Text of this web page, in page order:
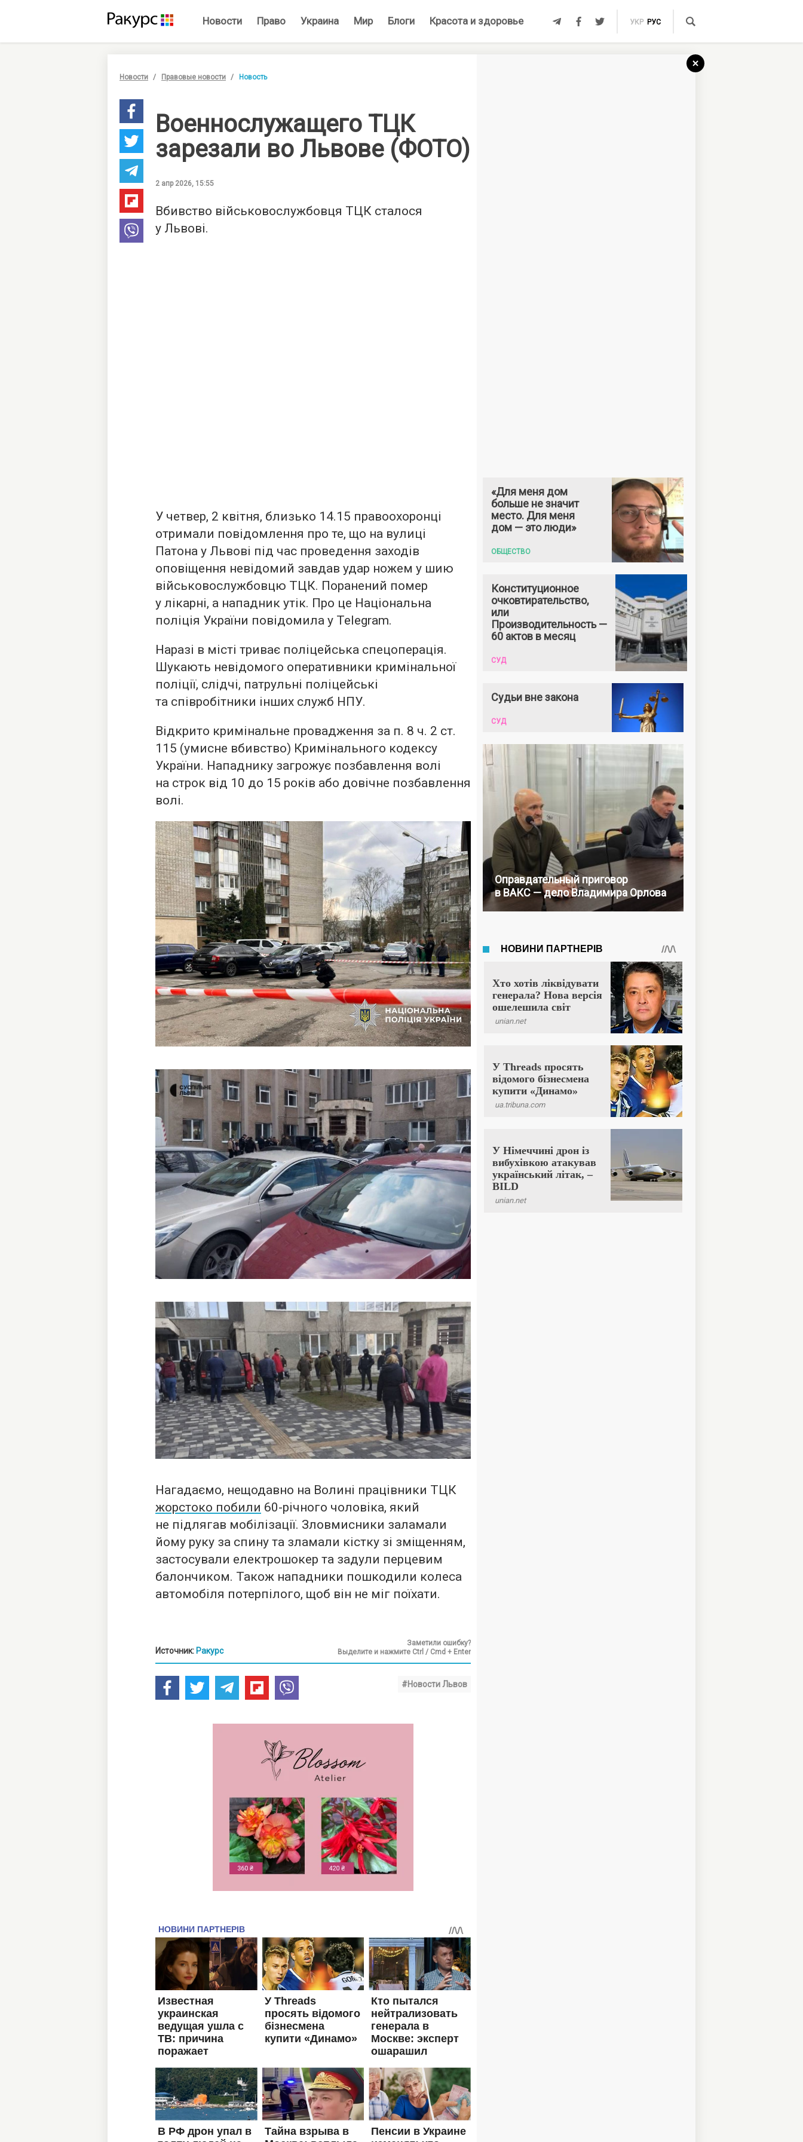
Новости Право Украина Мир Блоги Красота и здоровье УКР РУС
Новости Правовые новости Новость
Военнослужащего ТЦК
зарезали во Львове (ФОТО)
2 апр 2026, 15:55
Вбивство військовослужбовця ТЦК сталося
у Львові.
У четвер, 2 квітня, близько 14.15 правоохоронці
отримали повідомлення про те, що на вулиці
Патона у Львові під час проведення заходів
оповіщення невідомий завдав удар ножем у шию
військовослужбовцю ТЦК. Поранений помер
у лікарні, а нападник утік. Про це Національна
поліція України повідомила у Telegram.
Наразі в місті триває поліцейська спецоперація.
Шукають невідомого оперативники кримінальної
поліції, слідчі, патрульні поліцейські
та співробітники інших служб НПУ.
Відкрито кримінальне провадження за п. 8 ч. 2 ст.
115 (умисне вбивство) Кримінального кодексу
України. Нападнику загрожує позбавлення волі
на строк від 10 до 15 років або довічне позбавлення
волі.
Нагадаємо, нещодавно на Волині працівники ТЦК
жорстоко побили 60-річного чоловіка, який
не підлягав мобілізації. Зловмисники заламали
йому руку за спину та зламали кістку зі зміщенням,
застосували електрошокер та задули перцевим
балончиком. Також нападники пошкодили колеса
автомобіля потерпілого, щоб він не міг поїхати.
Источник: Ракурс
Заметили ошибку?
Выделите и нажмите Ctrl / Cmd + Enter
#Новости Львов
«Для меня дом
больше не значит
место. Для меня
дом — это люди»
ОБЩЕСТВО
Конституционное
очковтирательство,
или
Производительность —
60 актов в месяц
СУД
Судьи вне закона
СУД
Оправдательный приговор
в ВАКС — дело Владимира Орлова